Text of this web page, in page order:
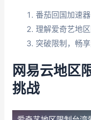
番茄回国加速
理解爱奇艺地
突破限制，畅
网易云地区
挑战